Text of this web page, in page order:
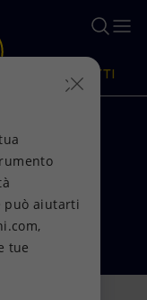
di intelligenza
PRODOTTI
E REPORT
può aiutarti
tue